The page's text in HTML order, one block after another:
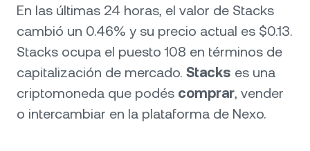
En las últimas 24 horas, el valor de Stacks
cambió un 0.46% y su precio actual es $0.13.
Stacks ocupa el puesto 108 en términos de
capitalización de mercado. Stacks es una
criptomoneda que podés comprar, vender
o intercambiar en la plataforma de Nexo.